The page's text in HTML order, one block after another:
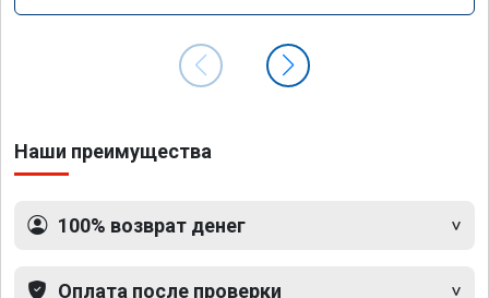
Наши преимущества
100% возврат денег
Оплата после проверки